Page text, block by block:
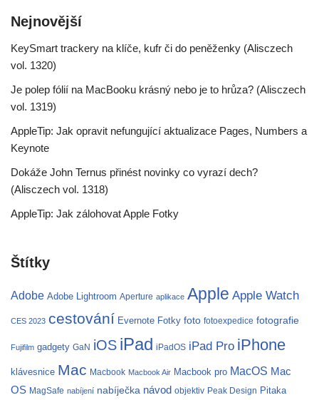
Nejnovější
KeySmart trackery na klíče, kufr či do peněženky (Alisczech
vol. 1320)
Je polep fólií na MacBooku krásný nebo je to hrůza? (Alisczech
vol. 1319)
AppleTip: Jak opravit nefungující aktualizace Pages, Numbers a
Keynote
Dokáže John Ternus přinést novinky co vyrazí dech?
(Alisczech vol. 1318)
AppleTip: Jak zálohovat Apple Fotky
Štítky
Adobe Adobe Lightroom Aperture aplikace Apple Apple Watch
CES 2023 cestování Evernote Fotky foto fotoexpedice fotografie
Fujifilm gadgety GaN iOS iPad iPadOS iPad Pro iPhone
klávesnice Mac Macbook Macbook Air Macbook pro MacOS Mac
OS MagSafe nabíjení nabíječka návod objektiv Peak Design Pitaka